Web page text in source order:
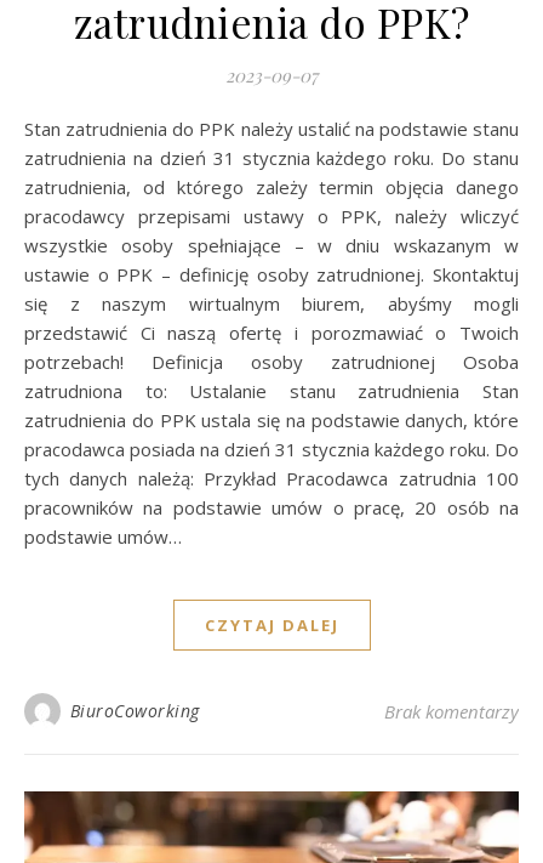
zatrudnienia do PPK?
2023-09-07
Stan zatrudnienia do PPK należy ustalić na podstawie stanu
zatrudnienia na dzień 31 stycznia każdego roku. Do stanu
zatrudnienia, od którego zależy termin objęcia danego
pracodawcy przepisami ustawy o PPK, należy wliczyć
wszystkie osoby spełniające – w dniu wskazanym w
ustawie o PPK – definicję osoby zatrudnionej. Skontaktuj
się z naszym wirtualnym biurem, abyśmy mogli
przedstawić Ci naszą ofertę i porozmawiać o Twoich
potrzebach! Definicja osoby zatrudnionej Osoba
zatrudniona to: Ustalanie stanu zatrudnienia Stan
zatrudnienia do PPK ustala się na podstawie danych, które
pracodawca posiada na dzień 31 stycznia każdego roku. Do
tych danych należą: Przykład Pracodawca zatrudnia 100
pracowników na podstawie umów o pracę, 20 osób na
podstawie umów…
CZYTAJ DALEJ
BiuroCoworking Brak komentarzy